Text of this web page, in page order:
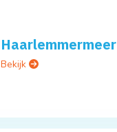
Haarlemmermeer
Bekijk